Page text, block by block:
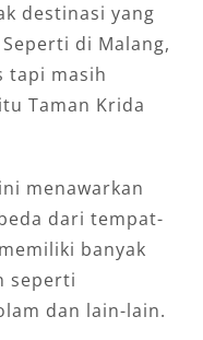
destinasi yang
di Malang,
tapi masih
Taman Krida
menawarkan
dari tempat-
banyak
seperti
dan lain-lain.